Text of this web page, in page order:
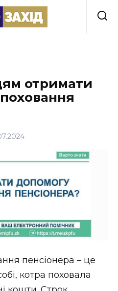
отримати
пенсіонера – це
котра поховала